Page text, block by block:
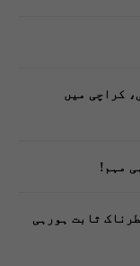
کراچی میں
مہم!
ثابت ہورہی